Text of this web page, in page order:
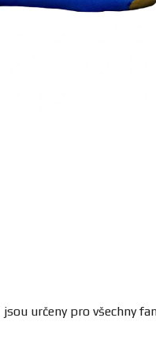
jsou určeny pro všechny